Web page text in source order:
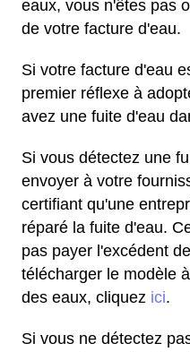
eaux, vous n'êtes pas
de votre facture d'eau.
Si votre facture d'eau
premier réflexe à
avez une fuite d'eau
Si vous détectez une
envoyer à votre
certifiant qu'une
réparé la fuite d'eau.
pas payer l'excédent
télécharger le modèle
des eaux, cliquez ici.
Si vous ne détectez